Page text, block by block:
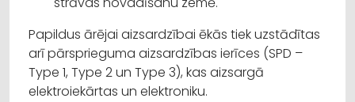
Papildus ārējai aizsardzībai ēkās tiek uzstādītas
arī pārsprieguma aizsardzības ierīces (SPD –
Type 1, Type 2 un Type 3), kas aizsargā
elektroiekārtas un elektroniku.